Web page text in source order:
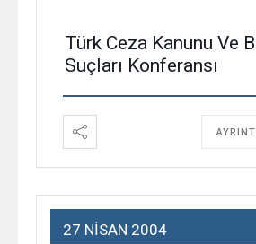
Türk Ceza Kanunu Ve
Suçları Konferansı
27 NISAN 2004